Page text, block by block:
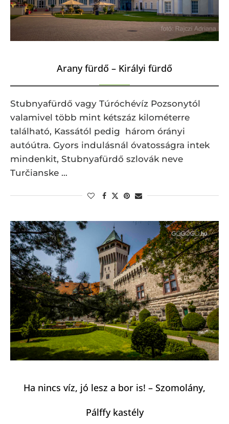
Arany fürdő – Királyi fürdő
Stubnyafürdő vagy Túróchévíz Pozsonytól
valamivel több mint kétszáz kilométerre
található, Kassától pedig három órányi
autóútra. Gyors indulásnál óvatosságra intek
mindenkit, Stubnyafürdő szlovák neve
Turčianske …
Ha nincs víz, jó lesz a bor is! – Szomolány,
Pálffy kastély